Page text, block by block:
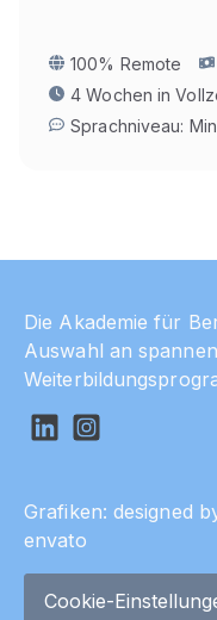
100% Remote
4 Wochen in
Sprachniveau:
Die Akademie für
Auswahl an
Grafiken: designed
envato
Cookie-